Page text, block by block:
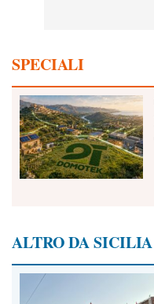
SPECIALI
ALTRO DA SICILIA